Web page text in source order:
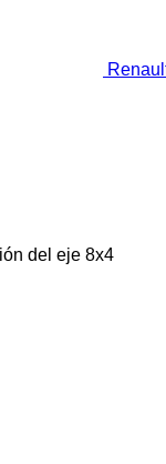
del eje 8x4